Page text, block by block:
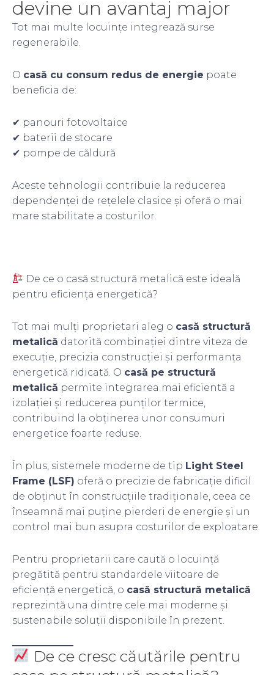
devine un avantaj major
Tot mai multe locuințe integrează surse
regenerabile.
O casă cu consum redus de energie poate
beneficia de:
✔ panouri fotovoltaice
✔ baterii de stocare
✔ pompe de căldură
Aceste tehnologii contribuie la reducerea
dependenței de rețelele clasice și oferă o mai
mare stabilitate a costurilor.
De ce o casă structură metalică este ideală
pentru eficiența energetică?
Tot mai mulți proprietari aleg o casă structură
metalică datorită combinației dintre viteza de
execuție, precizia construcției și performanța
energetică ridicată. O casă pe structură
metalică permite integrarea mai eficientă a
izolației și reducerea punților termice,
contribuind la obținerea unor consumuri
energetice foarte reduse.
În plus, sistemele moderne de tip Light Steel
Frame (LSF) oferă o precizie de fabricație dificil
de obținut în construcțiile tradiționale, ceea ce
înseamnă mai puține pierderi de energie și un
control mai bun asupra costurilor de exploatare.
Pentru proprietarii care caută o locuință
pregătită pentru standardele viitoare de
eficiență energetică, o casă structură metalică
reprezintă una dintre cele mai moderne și
sustenabile soluții disponibile în prezent.
De ce cresc căutările pentru